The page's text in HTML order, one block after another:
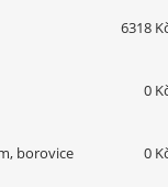
6318
0
borovice 0